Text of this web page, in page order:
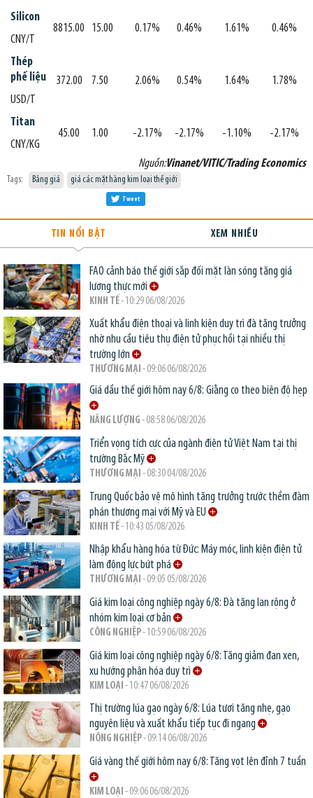
Silicon
CNY/T
8815.00 15.00 0.17% 0.46% 1.61% 0.46%
Thép
phế liệu
USD/T
372.00 7.50 2.06% 0.54% 1.64% 1.78%
Titan
CNY/KG
45.00 1.00 -2.17% -2.17% -1.10% -2.17%
Nguồn:Vinanet/VITIC/Trading Economics
Tags: Bảng giá giá các mặt hàng kim loại thế giới
Tweet
TIN NỔI BẬT XEM NHIỀU
FAO cảnh báo thế giới sắp đối mặt làn sóng tăng giá
lương thực mới
KINH TẾ- 10:29 06/08/2026
Xuất khẩu điện thoại và linh kiện duy trì đà tăng trưởng
nhờ nhu cầu tiêu thụ điện tử phục hồi tại nhiều thị
trường lớn
THƯƠNG MẠI - 09:06 06/08/2026
Giá dầu thế giới hôm nay 6/8: Giằng co theo biên độ hẹp
NĂNG LƯỢNG - 08:58 06/08/2026
Triển vọng tích cực của ngành điện tử Việt Nam tại thị
trường Bắc Mỹ
THƯƠNG MẠI - 08:30 04/08/2026
Trung Quốc bảo vệ mô hình tăng trưởng trước thềm đàm
phán thương mại với Mỹ và EU
KINH TẾ- 10:43 05/08/2026
Nhập khẩu hàng hóa từ Đức: Máy móc, linh kiện điện tử
làm động lực bứt phá
THƯƠNG MẠI - 09:05 05/08/2026
Giá kim loại công nghiệp ngày 6/8: Đà tăng lan rộng ở
nhóm kim loại cơ bản
CÔNG NGHIỆP- 10:59 06/08/2026
Giá kim loại công nghiệp ngày 6/8: Tăng giảm đan xen,
xu hướng phân hóa duy trì
KIM LOẠI - 10:47 06/08/2026
Thị trường lúa gạo ngày 6/8: Lúa tươi tăng nhẹ, gạo
nguyên liệu và xuất khẩu tiếp tục đi ngang
NÔNG NGHIỆP- 09:14 06/08/2026
Giá vàng thế giới hôm nay 6/8: Tăng vọt lên đỉnh 7 tuần
KIM LOẠI - 09:06 06/08/2026